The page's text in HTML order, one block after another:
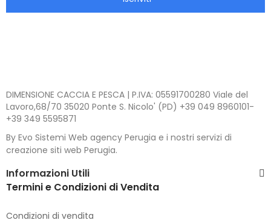
DIMENSIONE CACCIA E PESCA | P.IVA: 05591700280 Viale del
Lavoro,68/70 35020 Ponte S. Nicolo' (PD) +39 049 8960101-
+39 349 5595871
By Evo Sistemi Web agency Perugia e i nostri servizi di
creazione siti web Perugia.
Informazioni Utili
Termini e Condizioni di Vendita
Condizioni di vendita